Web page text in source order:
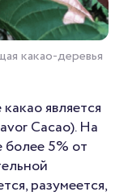
какао-деревья
является
Cacao). На
5% от
разумеется,